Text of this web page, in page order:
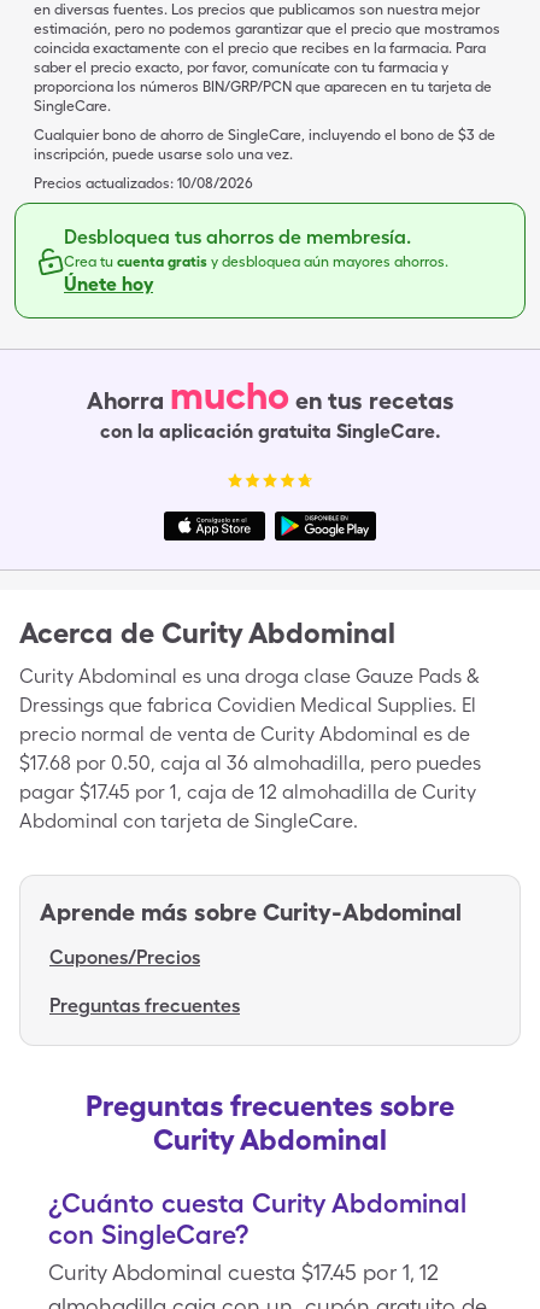
en diversas fuentes. Los precios que publicamos son nuestra mejor
estimación, pero no podemos garantizar que el precio que mostramos
coincida exactamente con el precio que recibes en la farmacia. Para
saber el precio exacto, por favor, comunícate con tu farmacia y
proporciona los números BIN/GRP/PCN que aparecen en tu tarjeta de
SingleCare.
Cualquier bono de ahorro de SingleCare, incluyendo el bono de $3 de
inscripción, puede usarse solo una vez.
Precios actualizados: 10/08/2026
Desbloquea tus ahorros de membresía.
Crea tu cuenta gratis y desbloquea aún mayores ahorros.
Únete hoy
Ahorra mucho en tus recetas
con la aplicación gratuita SingleCare.
Acerca de Curity Abdominal
Curity Abdominal es una droga clase Gauze Pads &
Dressings que fabrica Covidien Medical Supplies. El
precio normal de venta de Curity Abdominal es de
$17.68 por 0.50, caja al 36 almohadilla, pero puedes
pagar $17.45 por 1, caja de 12 almohadilla de Curity
Abdominal con tarjeta de SingleCare.
Aprende más sobre Curity-Abdominal
Cupones/Precios
Preguntas frecuentes
Preguntas frecuentes sobre
Curity Abdominal
¿Cuánto cuesta Curity Abdominal
con SingleCare?
Curity Abdominal cuesta $17.45 por 1, 12